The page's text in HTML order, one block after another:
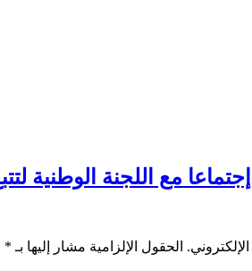
مع اللجنة الوطنية
الحقول الإلزامية مشار إليها بـ *